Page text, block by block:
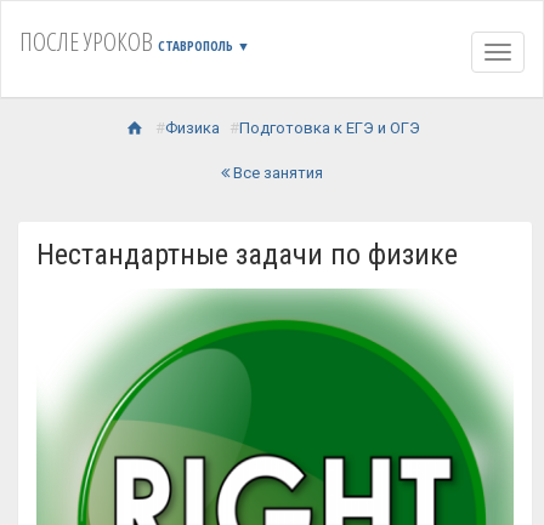
ПОСЛЕ УРОКОВ СТАВРОПОЛЬ ▼
Физика Подготовка к ЕГЭ и ОГЭ
Все занятия
Нестандартные задачи по физике